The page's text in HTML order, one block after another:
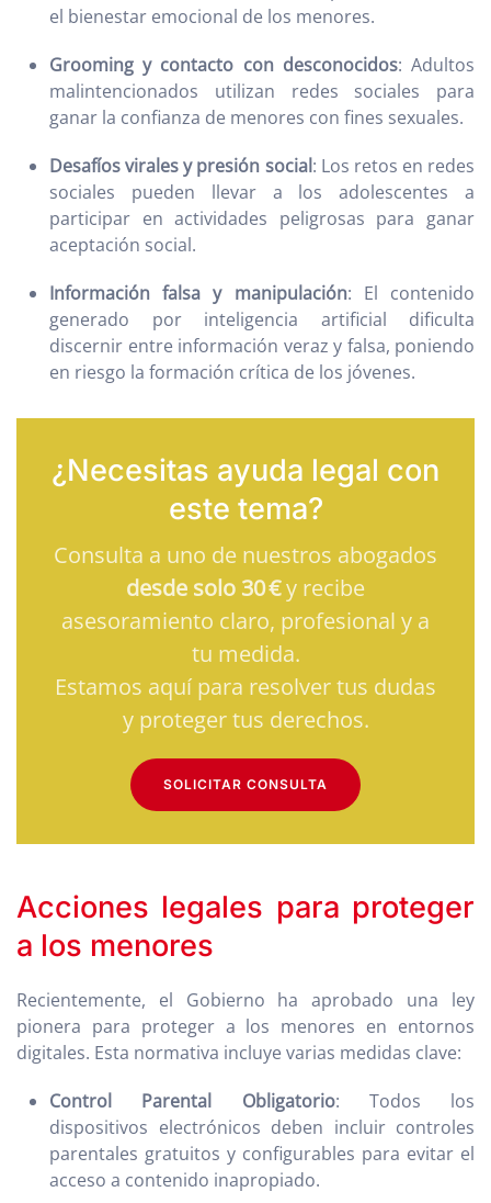
el bienestar emocional de los menores.
Grooming y contacto con desconocidos: Adultos
malintencionados utilizan redes sociales para
ganar la confianza de menores con fines sexuales.
Desafíos virales y presión social: Los retos en redes
sociales pueden llevar a los adolescentes a
participar en actividades peligrosas para ganar
aceptación social.
Información falsa y manipulación: El contenido
generado por inteligencia artificial dificulta
discernir entre información veraz y falsa, poniendo
en riesgo la formación crítica de los jóvenes.
¿Necesitas ayuda legal con
este tema?
Consulta a uno de nuestros abogados
desde solo 30 €y recibe
asesoramiento claro, profesional y a
tu medida.
Estamos aquí para resolver tus dudas
y proteger tus derechos.
SOLICITAR CONSULTA
Acciones legales para proteger
a los menores
Recientemente, el Gobierno ha aprobado una ley
pionera para proteger a los menores en entornos
digitales. Esta normativa incluye varias medidas clave:
Control Parental Obligatorio: Todos los
dispositivos electrónicos deben incluir controles
parentales gratuitos y configurables para evitar el
acceso a contenido inapropiado.